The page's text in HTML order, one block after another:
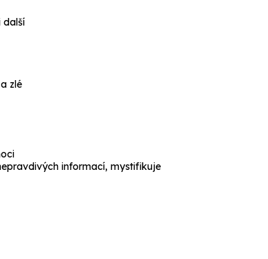
další
zlé
informací, mystifikuje